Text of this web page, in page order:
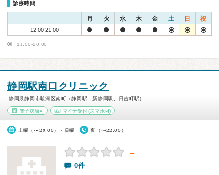
診療時間
月 火 水 木 金 土 日 祝
12:00-21:00
11:00-20:00
静岡駅南口クリニック
静岡県静岡市駿河区南町（静岡駅、新静岡駅、日吉町駅）
電子決済可 マイナ受付(スマホ可)
土曜（〜20:00）・日曜 夜（〜22:00）
－
0件